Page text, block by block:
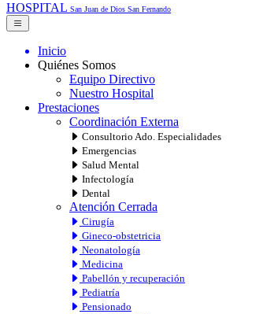
HOSPITAL San Juan de Dios San Fernando
Inicio
Quiénes Somos
Equipo Directivo
Nuestro Hospital
Prestaciones
Coordinación Externa
Consultorio Ado. Especialidades
Emergencias
Salud Mental
Infectología
Dental
Atención Cerrada
Cirugía
Gineco-obstetricia
Neonatología
Medicina
Pabellón y recuperación
Pediatría
Pensionado